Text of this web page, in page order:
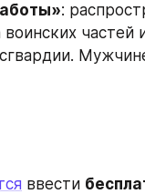
:
частей
ввести